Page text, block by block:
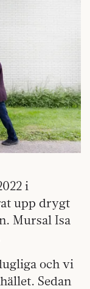
i
upp drygt
Mursal Isa
och vi
Sedan